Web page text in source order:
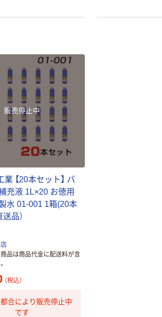
販売停止中
【20本セット】 バ
充液 1L×20 お徳用
水 01-001 1箱(20本
品）
品は商品代金に配送料が含
（税込）
合により販売停止中
です
剤）
WD―40 超浸透
性防錆剤MUPス
プレー容器(アプ
リケーター)
WDSPA 1本
467-8550（直送
品）
￥1,222
カゴへ